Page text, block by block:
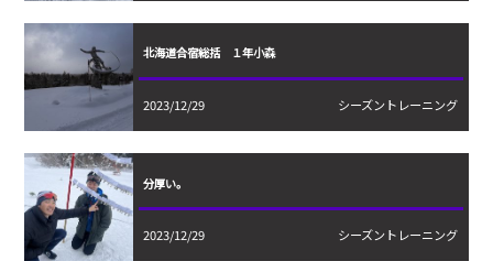
北海道合宿総括 １年小森
2023/12/29 シーズントレーニング
分厚い。
2023/12/29 シーズントレーニング